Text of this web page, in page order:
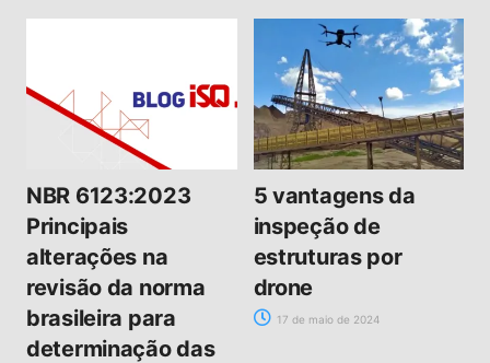
NBR 6123:2023
Principais
alterações na
revisão da norma
brasileira para
determinação das
5 vantagens da
inspeção de
estruturas por
drone
17 de maio de 2024